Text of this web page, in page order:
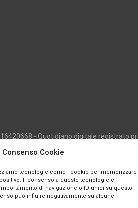
Consenso Cookie
tecnologie come i cookie per memorizzare
Il consenso a queste tecnologie ci
di navigazione o ID unici su questo
può influire negativamente su alcune
- Quotidiano digitale registrato
Masciocco - Capo Redattore: Marco